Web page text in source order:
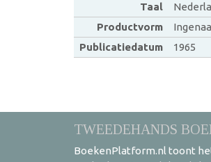
Taal
Productvorm
Publicatiedatum
1965
TWEEDEHANDS
BoekenPlatform.nl toont